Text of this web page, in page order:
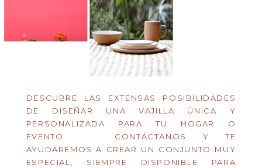
DESCUBRE LAS EXTENSAS POSIBILIDADES
DE DISEÑAR UNA VAJILLA ÚNICA Y
PERSONALIZADA PARA TU HOGAR O
EVENTO. CONTÁCTANOS Y TE
AYUDAREMOS A CREAR UN CONJUNTO MUY
ESPECIAL, SIEMPRE DISPONIBLE PARA